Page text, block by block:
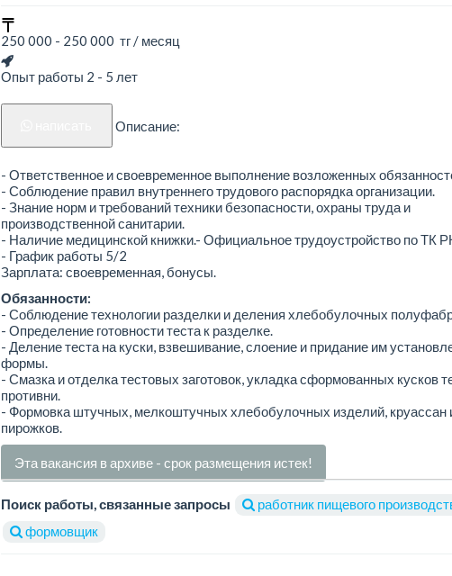
250 000 - 250 000 тг / месяц
Опыт работы 2 - 5 лет
Описание:
- Ответственное и своевременное выполнение возложенных
- Соблюдение правил внутреннего трудового распорядка организации.
- Знание норм и требований техники безопасности, охраны труда и
производственной санитарии.
- Наличие медицинской книжки.- Официальное трудоустройство по ТК
- График работы 5/2
Зарплата: своевременная, бонусы.
Обязанности:
- Соблюдение технологии разделки и деления хлебобулочных
- Определение готовности теста к разделке.
- Деление теста на куски, взвешивание, слоение и придание им
формы.
- Смазка и отделка тестовых заготовок, укладка сформованных кусков
противни.
- Формовка штучных, мелкоштучных хлебобулочных изделий, круассан
пирожков.
Эта вакансия в архиве - срок размещения истек!
Поиск работы, связанные запросы
работник пищевого
формовщик